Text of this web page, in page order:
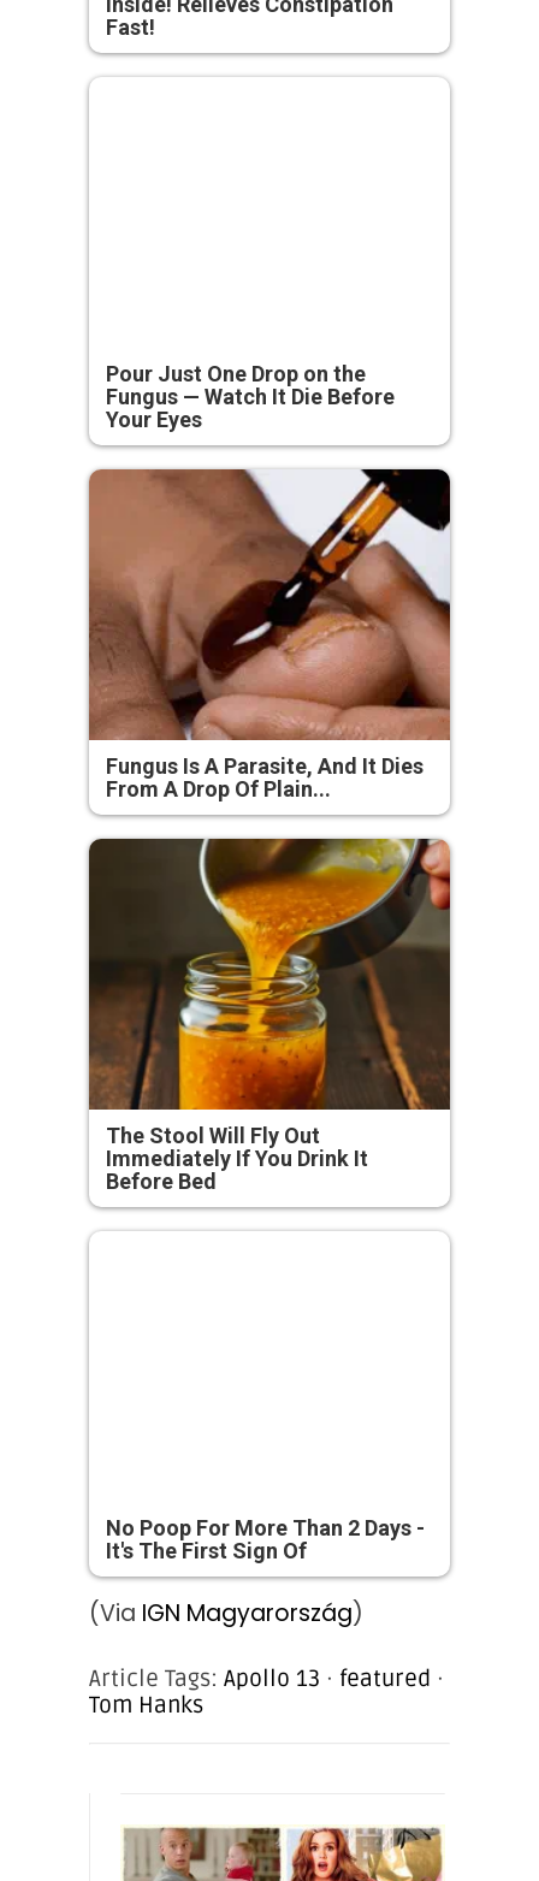
Fast!
Pour Just One Drop on the
Fungus — Watch It Die Before
Your Eyes
Fungus Is A Parasite, And It Dies
From A Drop Of Plain...
The Stool Will Fly Out
Immediately If You Drink It
Before Bed
No Poop For More Than 2 Days -
It's The First Sign Of
(Via IGN Magyarország)
Article Tags: Apollo 13 · featured ·
Tom Hanks